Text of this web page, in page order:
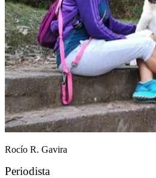
Rocío R. Gavira
Periodista